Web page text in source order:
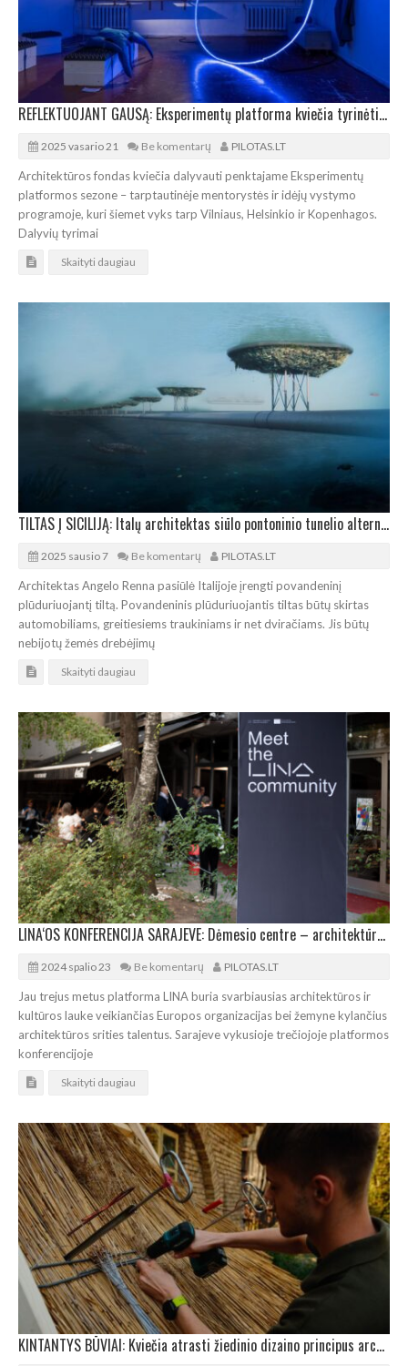
REFLEKTUOJANT GAUSĄ: Eksperimentų platforma kviečia tyrinėti sulėtėjimo procesus
2025 vasario 21 Be komentarų PILOTAS.LT
Architektūros fondas kviečia dalyvauti penktajame Eksperimentų
platformos sezone – tarptautinėje mentorystės ir idėjų vystymo
programoje, kuri šiemet vyks tarp Vilniaus, Helsinkio ir Kopenhagos.
Dalyvių tyrimai
Skaityti daugiau
TILTAS Į SICILIJĄ: Italų architektas siūlo pontoninio tunelio alternatyvą
2025 sausio 7 Be komentarų PILOTAS.LT
Architektas Angelo Renna pasiūlė Italijoje įrengti povandeninį
plūduriuojantį tiltą. Povandeninis plūduriuojantis tiltas būtų skirtas
automobiliams, greitiesiems traukiniams ir net dviračiams. Jis būtų
nebijotų žemės drebėjimų
Skaityti daugiau
LINA‘OS KONFERENCIJA SARAJEVE: Dėmesio centre – architektūros ir bendruomenių santykis
2024 spalio 23 Be komentarų PILOTAS.LT
Jau trejus metus platforma LINA buria svarbiausias architektūros ir
kultūros lauke veikiančias Europos organizacijas bei žemyne kylančius
architektūros srities talentus. Sarajeve vykusioje trečiojoje platformos
konferencijoje
Skaityti daugiau
KINTANTYS BŪVIAI: Kviečia atrasti žiedinio dizaino principus architektūroje